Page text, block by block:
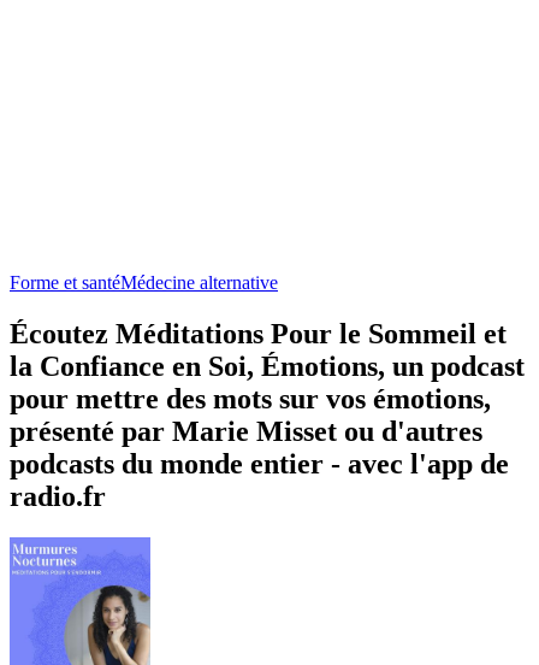
Forme et santéMédecine alternative
Écoutez Méditations Pour le Sommeil et
la Confiance en Soi, Émotions, un podcast
pour mettre des mots sur vos émotions,
présenté par Marie Misset ou d'autres
podcasts du monde entier - avec l'app de
radio.fr